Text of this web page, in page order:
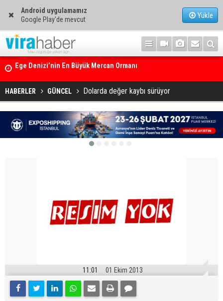
Android uygulamamız
Google Play'de mevcut
Yükle
14. TAYK – Eker Olympos Regatta için geri sayım başladı
HABERLER GÜNCEL Dolarda değer kaybı sürüyor
11:01 01 Ekim 2013